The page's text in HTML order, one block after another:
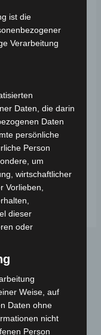
ist die
Verarbeitung
Daten, die darin
Daten
persönliche
Person
um
wirtschaftlicher
Vorlieben,
dieser
oder
Weise, auf
Daten ohne
nicht
Person